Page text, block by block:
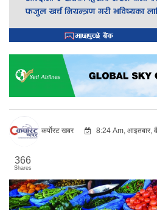
कर्पोरट खबर 8:24 Am, आइतबार,
366
Shares